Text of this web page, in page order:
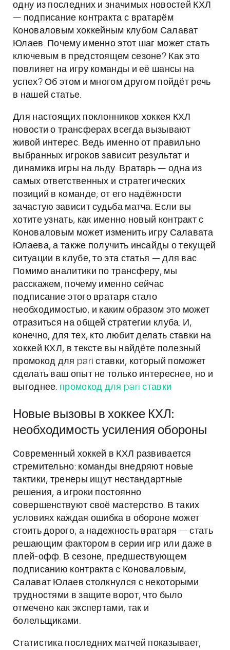
одну из последних и значимых новостей КХЛ
— подписание контракта с вратарём
Коноваловым хоккейным клубом Салават
Юлаев. Почему именно этот шаг может стать
ключевым в предстоящем сезоне? Как это
повлияет на игру команды и её шансы на
успех? Об этом и многом другом пойдёт речь
в нашей статье.
Для настоящих поклонников хоккея КХЛ
новости о трансферах всегда вызывают
живой интерес. Ведь именно от правильно
выбранных игроков зависит результат и
динамика игры на льду. Вратарь — одна из
самых ответственных и стратегических
позиций в команде; от его надёжности
зачастую зависит судьба матча. Если вы
хотите узнать, как именно новый контракт с
Коноваловым может изменить игру Салавата
Юлаева, а также получить инсайды о текущей
ситуации в клубе, то эта статья — для вас.
Помимо аналитики по трансферу, мы
расскажем, почему именно сейчас
подписание этого вратаря стало
необходимостью, и каким образом это может
отразиться на общей стратегии клуба. И,
конечно, для тех, кто любит делать ставки на
хоккей КХЛ, в тексте вы найдёте полезный
промокод для pari ставки, который поможет
сделать ваш опыт не только интереснее, но и
выгоднее. промокод для pari ставки
Новые вызовы в хоккее КХЛ:
необходимость усиления обороны
Современный хоккей в КХЛ развивается
стремительно: команды внедряют новые
тактики, тренеры ищут нестандартные
решения, а игроки постоянно
совершенствуют своё мастерство. В таких
условиях каждая ошибка в обороне может
стоить дорого, а надежность вратаря — стать
решающим фактором в серии игр или даже в
плей-офф. В сезоне, предшествующем
подписанию контракта с Коноваловым,
Салават Юлаев столкнулся с некоторыми
трудностями в защите ворот, что было
отмечено как экспертами, так и
болельщиками.
Статистика последних матчей показывает,